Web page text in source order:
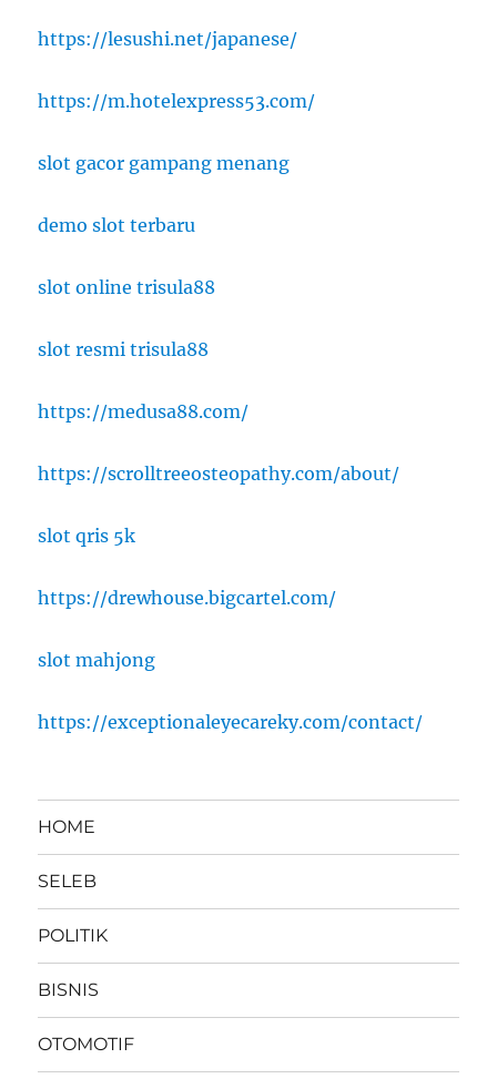
https://lesushi.net/japanese/
https://m.hotelexpress53.com/
slot gacor gampang menang
demo slot terbaru
slot online trisula88
slot resmi trisula88
https://medusa88.com/
https://scrolltreeosteopathy.com/about/
slot qris 5k
https://drewhouse.bigcartel.com/
slot mahjong
https://exceptionaleyecareky.com/contact/
HOME
SELEB
POLITIK
BISNIS
OTOMOTIF